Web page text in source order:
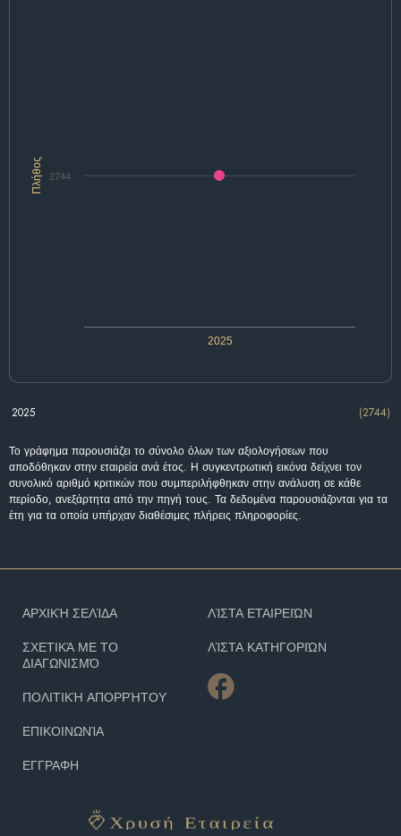
Πλήθος
2025
2744
2025 (2744)
Το γράφημα παρουσιάζει το σύνολο όλων των αξιολογήσεων που
αποδόθηκαν στην εταιρεία ανά έτος. Η συγκεντρωτική εικόνα δείχνει τον
συνολικό αριθμό κριτικών που συμπεριλήφθηκαν στην ανάλυση σε κάθε
περίοδο, ανεξάρτητα από την πηγή τους. Τα δεδομένα παρουσιάζονται για τα
έτη για τα οποία υπήρχαν διαθέσιμες πλήρεις πληροφορίες.
ΑΡΧΙΚΉ ΣΕΛΊΔΑ
ΣΧΕΤΙΚΆ ΜΕ ΤΟ
ΔΙΑΓΩΝΙΣΜΌ
ΠΟΛΙΤΙΚΉ ΑΠΟΡΡΉΤΟΥ
ΕΠΙΚΟΙΝΩΝΊΑ
ΕΓΓΡΑΦΗ
ΛΊΣΤΑ ΕΤΑΙΡΕΙΏΝ
ΛΊΣΤΑ ΚΑΤΗΓΟΡΙΏΝ